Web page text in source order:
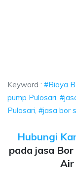
Keyword : #Biaya
pump Pulosari,
Pulosari, #jasa bor
Hubungi
pada jasa
Air